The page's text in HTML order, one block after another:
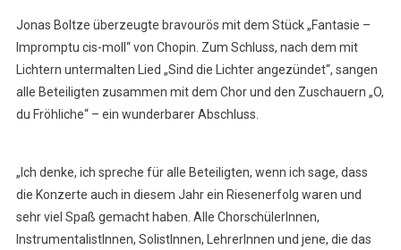
Jonas Boltze überzeugte bravourös mit dem Stück „Fantasie –
Impromptu cis-moll“ von Chopin. Zum Schluss, nach dem mit
Lichtern untermalten Lied „Sind die Lichter angezündet“, sangen
alle Beteiligten zusammen mit dem Chor und den Zuschauern „O,
du Fröhliche“ – ein wunderbarer Abschluss.
„Ich denke, ich spreche für alle Beteiligten, wenn ich sage, dass
die Konzerte auch in diesem Jahr ein Riesenerfolg waren und
sehr viel Spaß gemacht haben. Alle ChorschülerInnen,
InstrumentalistInnen, SolistInnen, LehrerInnen und jene, die das